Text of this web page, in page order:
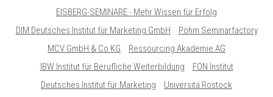
EISBERG-SEMINARE - Mehr Wissen für Erfolg
DIM Deutsches Institut für Marketing GmbH
Pöhm Seminarfactory
MCV GmbH & Co KG
Ressourcing Akademie AG
IBW Institut für Berufliche Weiterbildung
FON Institut
Deutsches Institut für Marketing
Universitä Rostock